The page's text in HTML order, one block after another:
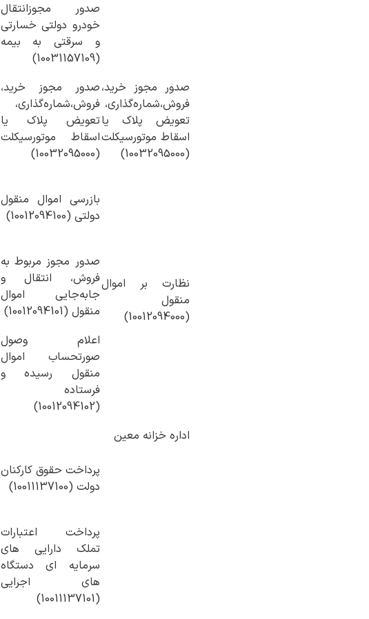
صدور مجوزانتقال
خودرو دولتی خسارتی
و سرقتی به بیمه
(10031157109)
صدور مجوز خرید،
فروش،شماره‌گذاری،
تعویض پلاک یا
اسقاط موتورسیکلت
(10032095000)
صدور مجوز خرید،
فروش،شماره‌گذاری،
تعویض پلاک یا
اسقاط موتورسیکلت
(10032095000)
نظارت بر اموال
منقول
(10012094000)
بازرسی اموال منقول
دولتی (10012094100)
صدور مجوز مربوط به
فروش، انتقال و
جابه‌جایی اموال
منقول (10012094101)
اعلام وصول
صورتحساب اموال
منقول رسیده و
فرستاده
(10012094102)
اداره خزانه معین
پرداخت حقوق کارکنان
دولت (10011137100)
پرداخت اعتبارات
تملک دارایی های
سرمایه ای دستگاه
های اجرایی
(10011137101)